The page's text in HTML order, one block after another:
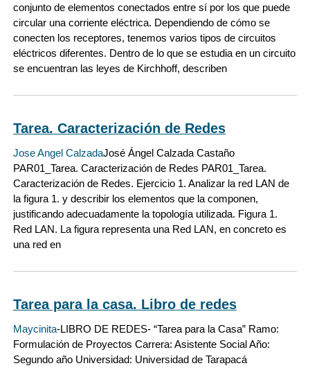
conjunto de elementos conectados entre sí por los que puede
circular una corriente eléctrica. Dependiendo de cómo se
conecten los receptores, tenemos varios tipos de circuitos
eléctricos diferentes. Dentro de lo que se estudia en un circuito
se encuentran las leyes de Kirchhoff, describen
Tarea. Caracterización de Redes
Jose Angel CalzadaJosé Ángel Calzada Castaño
PAR01_Tarea. Caracterización de Redes PAR01_Tarea.
Caracterización de Redes. Ejercicio 1. Analizar la red LAN de
la figura 1. y describir los elementos que la componen,
justificando adecuadamente la topología utilizada. Figura 1.
Red LAN. La figura representa una Red LAN, en concreto es
una red en
Tarea para la casa. Libro de redes
Maycinita-LIBRO DE REDES- “Tarea para la Casa” Ramo:
Formulación de Proyectos Carrera: Asistente Social Año:
Segundo año Universidad: Universidad de Tarapacá